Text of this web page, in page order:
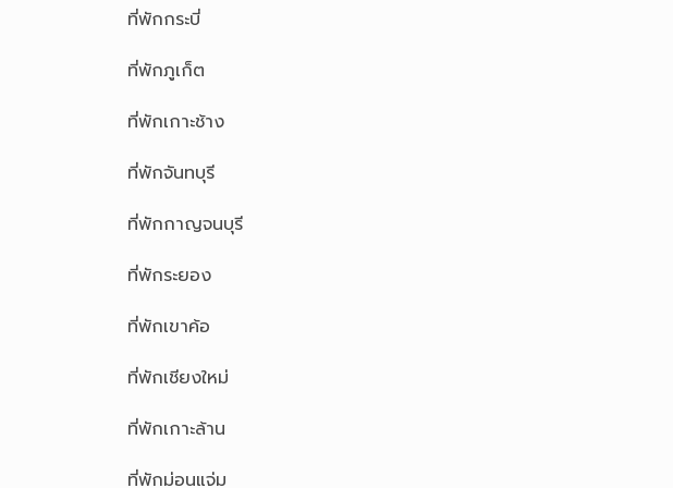
ที่พักกระบี่
ที่พักภูเก็ต
ที่พักเกาะช้าง
ที่พักจันทบุรี
ที่พักกาญจนบุรี
ที่พักระยอง
ที่พักเขาค้อ
ที่พักเชียงใหม่
ที่พักเกาะล้าน
ที่พักม่อนแจ่ม